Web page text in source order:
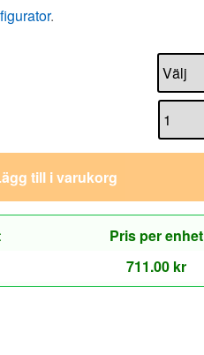
.
till i varukorg
Pris per enhet
711.00 kr